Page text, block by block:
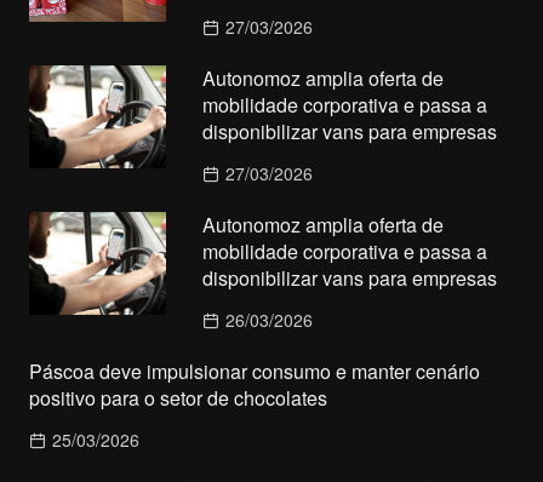
27/03/2026
Autonomoz amplia oferta de
mobilidade corporativa e passa a
disponibilizar vans para empresas
27/03/2026
Autonomoz amplia oferta de
mobilidade corporativa e passa a
disponibilizar vans para empresas
26/03/2026
Páscoa deve impulsionar consumo e manter cenário
positivo para o setor de chocolates
25/03/2026